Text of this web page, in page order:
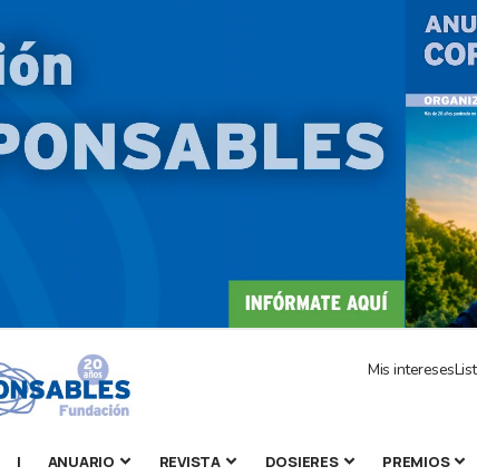
Mis intereses
| ANUARIO REVISTA DOSIERES PREMIOS